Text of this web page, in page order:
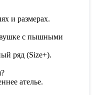
и размерах.
с пышными
ряд (Size+).
ателье.